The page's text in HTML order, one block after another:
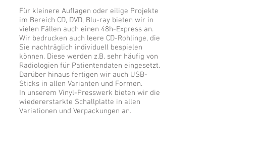
Für kleinere Auflagen oder eilige Projekte
im Bereich CD, DVD, Blu-ray bieten wir in
vielen Fällen auch einen 48h-Express an.
Wir bedrucken auch leere CD-Rohlinge, die
Sie nachträglich individuell bespielen
können. Diese werden z.B. sehr häufig von
Radiologien für Patientendaten eingesetzt.
Darüber hinaus fertigen wir auch USB-
Sticks in allen Varianten und Formen.
In unserem Vinyl-Presswerk bieten wir die
wiedererstarkte Schallplatte in allen
Variationen und Verpackungen an.